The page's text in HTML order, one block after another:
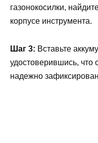
газонокосилки,
корпусе инструмента.
Шаг 3: Вставьте
удостоверившись, что
надежно